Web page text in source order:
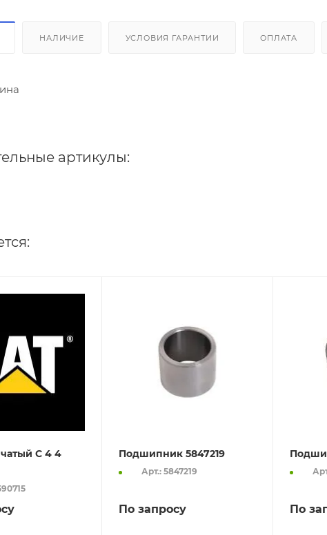
НАЛИЧИЕ УСЛОВИЯ ГАРАНТИИ ОПЛАТА
артикулы:
C 4 4
Подшипник 5847219
Арт.: 5847219
По запросу По